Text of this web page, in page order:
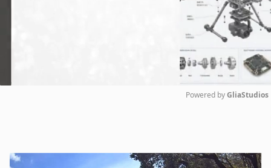
Powered by GliaStudios